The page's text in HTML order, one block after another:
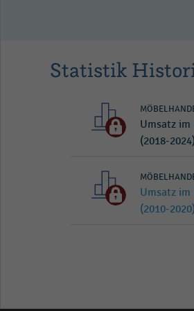
Statistik
Umsatz
(2018-2024)
Umsatz
(2010-2020)